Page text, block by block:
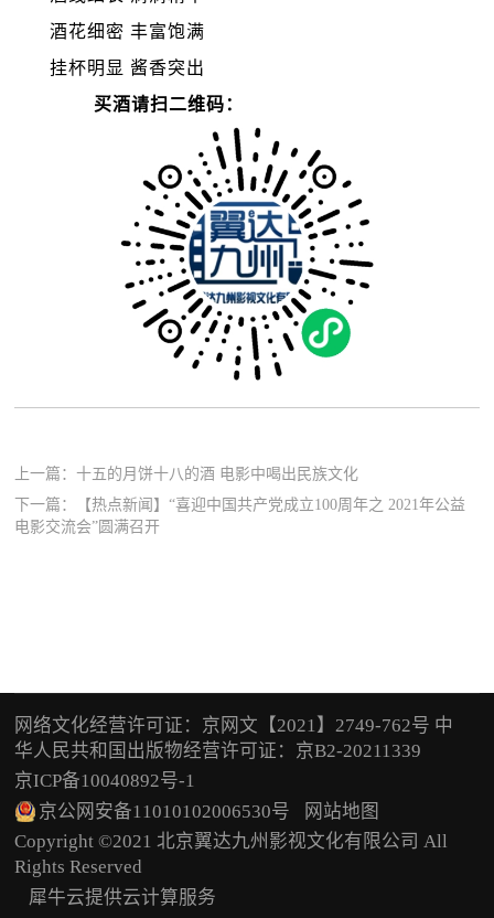
酒花细密 丰富饱满
挂杯明显 酱香突出
买酒请扫二维码：
上一篇：十五的月饼十八的酒 电影中喝出民族文化
下一篇：
【热点新闻】“喜迎中国共产党成立100周年之 2021年公益
电影交流会”圆满召开
网络文化经营许可证：京网文【2021】2749-762号 中
华人民共和国出版物经营许可证：京B2-20211339
京ICP备10040892号-1
京公网安备11010102006530号
网站地图
Copyright ©2021 北京翼达九州影视文化有限公司 All
Rights Reserved
犀牛云提供云计算服务